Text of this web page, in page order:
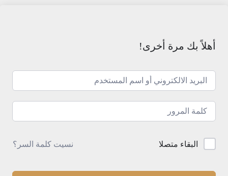
أهلاً بك مرة أخرى!
البقاء متصلا نسيت كلمة السر؟